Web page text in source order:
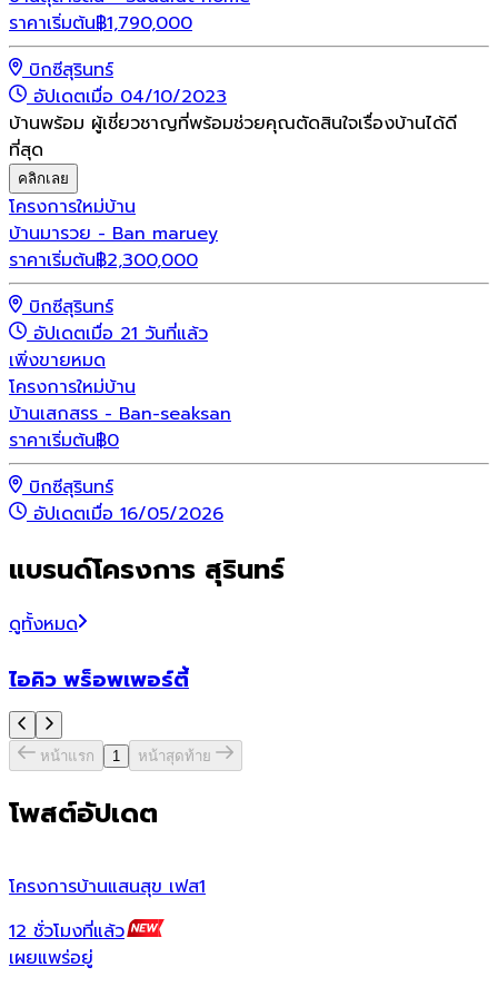
ราคาเริ่มต้น฿1,790,000
บิกซีสุรินทร์
อัปเดตเมื่อ 04/10/2023
บ้านพร้อม ผู้เชี่ยวชาญที่พร้อมช่วยคุณตัดสินใจเรื่องบ้านได้ดี
ที่สุด
คลิกเลย
โครงการใหม่บ้าน
บ้านมารวย - Ban maruey
ราคาเริ่มต้น฿2,300,000
บิกซีสุรินทร์
อัปเดตเมื่อ 21 วันที่แล้ว
เพิ่งขายหมด
โครงการใหม่บ้าน
บ้านเสกสรร - Ban-seaksan
ราคาเริ่มต้น฿0
บิกซีสุรินทร์
อัปเดตเมื่อ 16/05/2026
แบรนด์โครงการ สุรินทร์
ดูทั้งหมด
ไอคิว พร็อพเพอร์ตี้
หน้าแรก 1 หน้าสุดท้าย
โพสต์อัปเดต
โครงการบ้านแสนสุข เฟส1
12 ชั่วโมงที่แล้ว
เผยแพร่อยู่